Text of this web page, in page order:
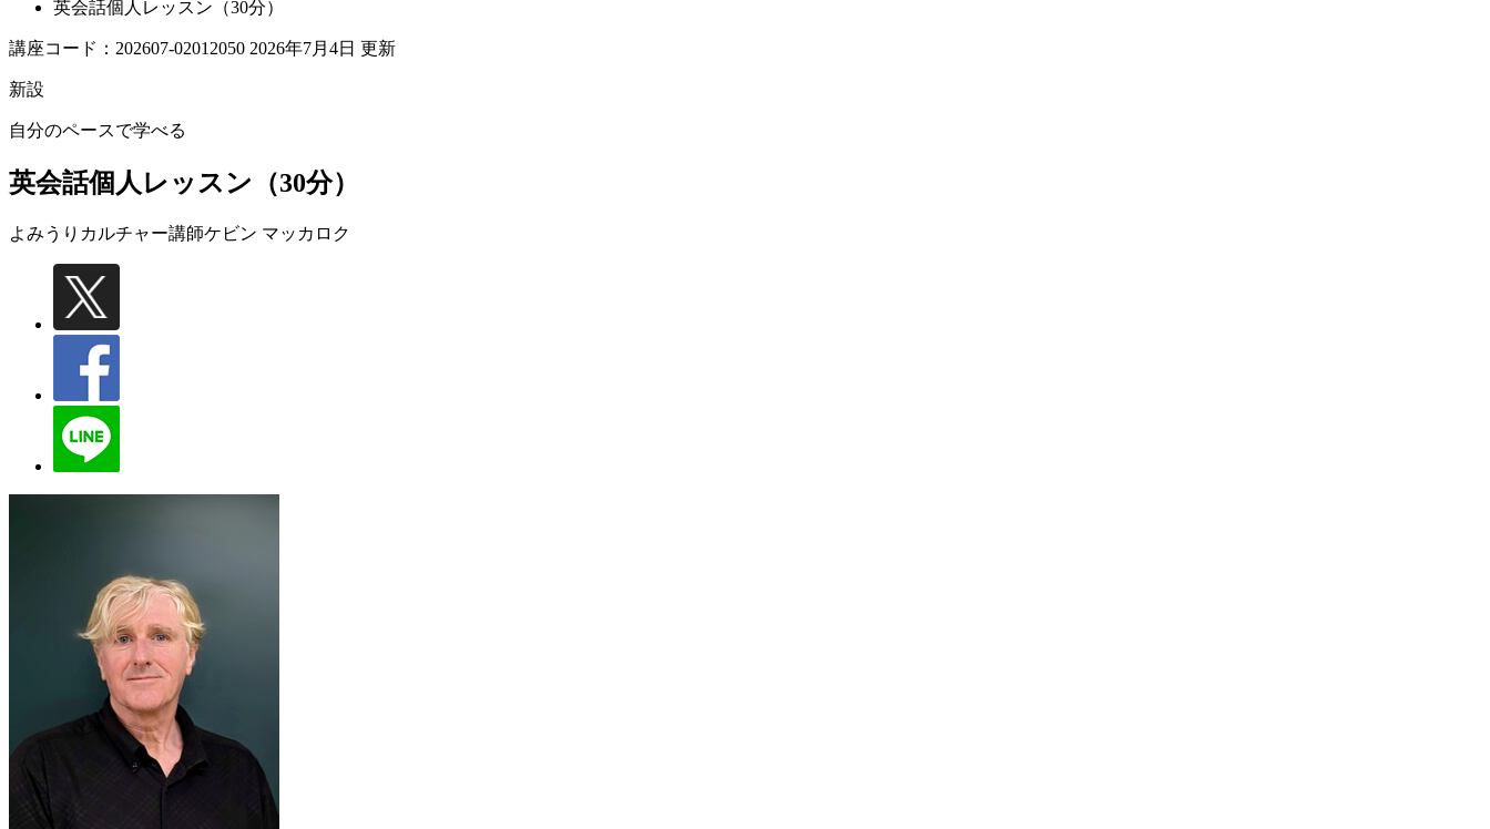
英会話個人レッスン（30分）
講座コード：202607-02012050 2026年7月4日 更新
新設
自分のペースで学べる
英会話個人レッスン（30分）
よみうりカルチャー講師ケビン マッカロク